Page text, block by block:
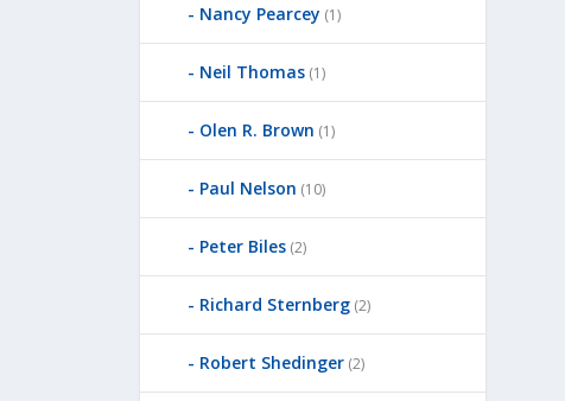
Nancy Pearcey (1)
Neil Thomas (1)
Olen R. Brown (1)
Paul Nelson (10)
Peter Biles (2)
Richard Sternberg (2)
Robert Shedinger (2)